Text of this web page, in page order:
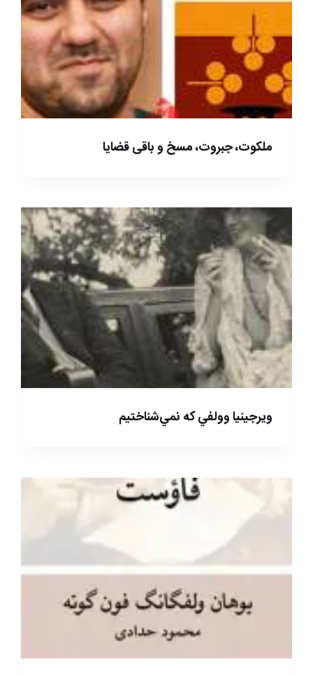
ملکوت، جبروت، مسخ و باقی قضایا
ويرجينيا وولفي كه نمي‌شناختيم